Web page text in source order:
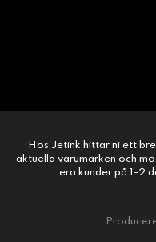
Hos Jetink hittar ni ett
aktuella varumärken och
era kunder på 1-2